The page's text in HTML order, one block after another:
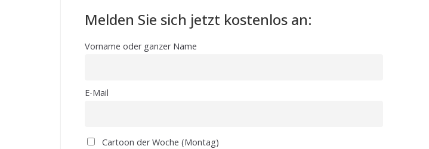
Melden Sie sich jetzt kostenlos an:
Vorname oder ganzer Name
E-Mail
Cartoon der Woche (Montag)